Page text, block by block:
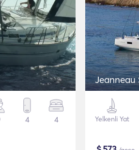
4 4
Jeanneau
Yelkenli Yat